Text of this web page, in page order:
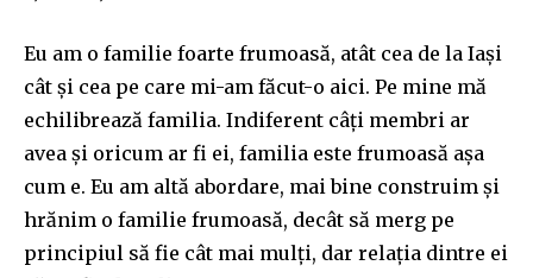
Eu am o familie foarte frumoasă, atât cea de la Iași
cât și cea pe care mi-am făcut-o aici. Pe mine mă
echilibrează familia. Indiferent câți membri ar
avea și oricum ar fi ei, familia este frumoasă așa
cum e. Eu am altă abordare, mai bine construim și
hrănim o familie frumoasă, decât să merg pe
principiul să fie cât mai mulți, dar relația dintre ei